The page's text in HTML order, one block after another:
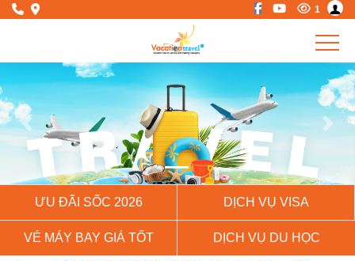
1
Previous Next
ƯU ĐÃI SỐC 2026 DỊCH VỤ VISA
VÉ MÁY BAY GIÁ TỐT DỊCH VỤ DU HỌC